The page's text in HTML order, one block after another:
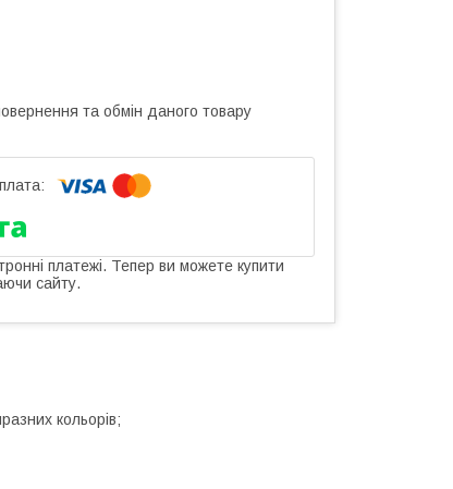
та обмін даного товару
платежі. Тепер ви можете купити
сайту.
кольорів;